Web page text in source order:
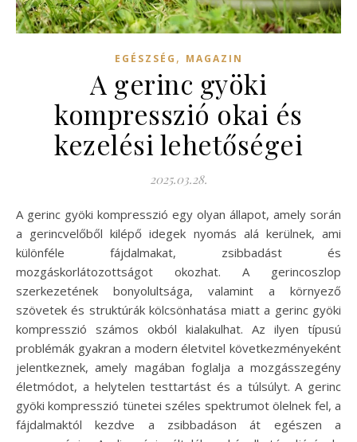
EGÉSZSÉG , MAGAZIN
A gerinc gyöki
kompresszió okai és
kezelési lehetőségei
2025.03.28.
A gerinc gyöki kompresszió egy olyan állapot, amely során
a gerincvelőből kilépő idegek nyomás alá kerülnek, ami
különféle fájdalmakat, zsibbadást és
mozgáskorlátozottságot okozhat. A gerincoszlop
szerkezetének bonyolultsága, valamint a környező
szövetek és struktúrák kölcsönhatása miatt a gerinc gyöki
kompresszió számos okból kialakulhat. Az ilyen típusú
problémák gyakran a modern életvitel következményeként
jelentkeznek, amely magában foglalja a mozgásszegény
életmódot, a helytelen testtartást és a túlsúlyt. A gerinc
gyöki kompresszió tünetei széles spektrumot ölelnek fel, a
fájdalmaktól kezdve a zsibbadáson át egészen a